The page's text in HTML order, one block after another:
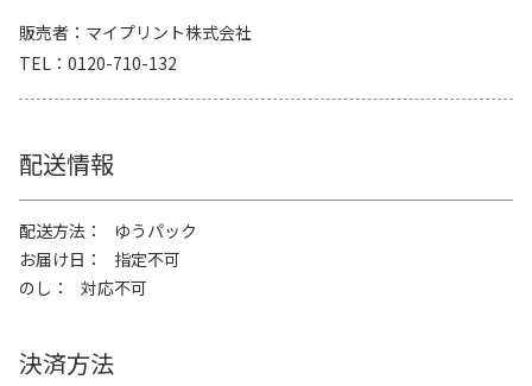
販売者
マイプリント株式会社
TEL
0120-710-132
配送情報
配送方法
ゆうパック
お届け日
指定不可
のし
対応不可
決済方法